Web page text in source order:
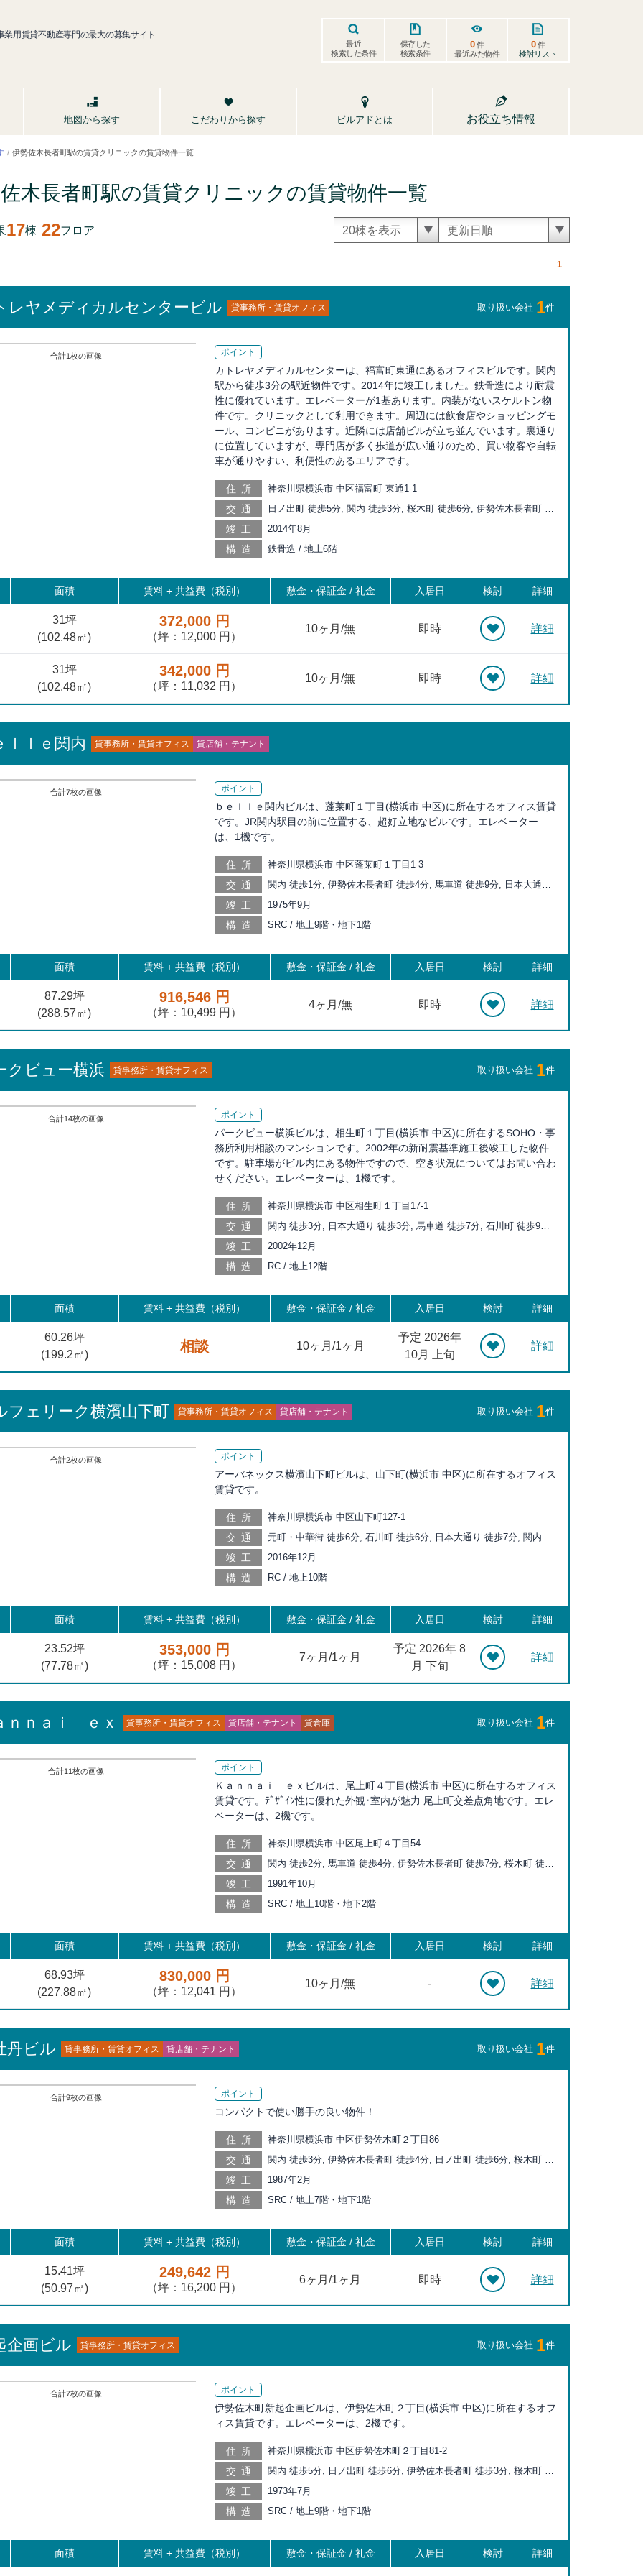
業用賃貸不動産専門の最大の募集サイト
最近
検索した条件
保存した
検索条件
0件
最近みた物件
0件
検討リスト
地図から探す こだわりから探す ビルアドとは お役立ち情報
伊勢佐木長者町駅の賃貸クリニックの賃貸物件一覧
木長者町駅の賃貸クリニックの賃貸物件一覧
17棟 22フロア
1
レヤメディカルセンタービル 貸事務所・賃貸オフィス 取り扱い会社 1件
合計1枚の画像 ポイント
カトレヤメディカルセンターは、福富町東通にあるオフィスビルです。関内
駅から徒歩3分の駅近物件です。2014年に竣工しました。鉄骨造により耐震
性に優れています。エレベーターが1基あります。内装がないスケルトン物
件です。クリニックとして利用できます。周辺には飲食店やショッピングモ
ール、コンビニがあります。近隣には店舗ビルが立ち並んでいます。裏通り
に位置していますが、専門店が多く歩道が広い通りのため、買い物客や自転
車が通りやすい、利便性のあるエリアです。
住所 神奈川県横浜市 中区福富町 東通1-1
交通
日ノ出町 徒歩5分, 関内 徒歩3分, 桜木町 徒歩6分, 伊勢佐木長者町 徒
歩7分, 馬車道 徒歩9分, 黄金町 徒歩12分, 阪東橋 徒歩12分, 日本大通
り 徒歩13分, 石川町 徒歩16分, みなとみらい 徒歩17分, 吉野町 徒歩
19分, 高島町 徒歩20分, 戸部 徒歩20分
竣工 2014年8月
構造 鉄骨造 / 地上6階
面積 賃料 + 共益費（税別） 敷金・保証金 / 礼金 入居日 検討 詳細
31坪
(102.48㎡)
372,000 円
（坪：12,000 円）
10ヶ月/無 即時 詳細
31坪
(102.48㎡)
342,000 円
（坪：11,032 円）
10ヶ月/無 即時 詳細
ｌｌｅ関内 貸事務所・賃貸オフィス 貸店舗・テナント
合計7枚の画像 ポイント
ｂｅｌｌｅ関内ビルは、蓬莱町１丁目(横浜市 中区)に所在するオフィス賃貸
です。JR関内駅目の前に位置する、超好立地なビルです。エレベーター
は、1機です。
住所 神奈川県横浜市 中区蓬莱町１丁目1-3
交通
関内 徒歩1分, 伊勢佐木長者町 徒歩4分, 馬車道 徒歩9分, 日本大通り
徒歩9分, 桜木町 徒歩10分, 石川町 徒歩10分, 日ノ出町 徒歩11分, 阪
東橋 徒歩14分, 黄金町 徒歩15分, 元町・中華街 徒歩17分, みなとみ
らい 徒歩19分
竣工 1975年9月
構造 SRC / 地上9階・地下1階
面積 賃料 + 共益費（税別） 敷金・保証金 / 礼金 入居日 検討 詳細
87.29坪
(288.57㎡)
916,546 円
（坪：10,499 円）
4ヶ月/無 即時 詳細
クビュー横浜 貸事務所・賃貸オフィス 取り扱い会社 1件
合計14枚の画像 ポイント
パークビュー横浜ビルは、相生町１丁目(横浜市 中区)に所在するSOHO・事
務所利用相談のマンションです。2002年の新耐震基準施工後竣工した物件
です。駐車場がビル内にある物件ですので、空き状況についてはお問い合わ
せください。エレベーターは、1機です。
住所 神奈川県横浜市 中区相生町１丁目17-1
交通
関内 徒歩3分, 日本大通り 徒歩3分, 馬車道 徒歩7分, 石川町 徒歩9分,
伊勢佐木長者町 徒歩10分, 桜木町 徒歩12分, 元町・中華街 徒歩12分,
日ノ出町 徒歩15分, みなとみらい 徒歩18分, 阪東橋 徒歩20分
竣工 2002年12月
構造 RC / 地上12階
面積 賃料 + 共益費（税別） 敷金・保証金 / 礼金 入居日 検討 詳細
60.26坪
(199.2㎡)
相談 10ヶ月/1ヶ月
予定 2026年
10月 上旬
詳細
フェリーク横濱山下町 貸事務所・賃貸オフィス 貸店舗・テナント 取り扱い会社 1件
合計2枚の画像 ポイント
アーバネックス横濱山下町ビルは、山下町(横浜市 中区)に所在するオフィス
賃貸です。
住所 神奈川県横浜市 中区山下町127-1
交通
元町・中華街 徒歩6分, 石川町 徒歩6分, 日本大通り 徒歩7分, 関内 徒
歩11分, 馬車道 徒歩15分, 伊勢佐木長者町 徒歩15分, 桜木町 徒歩20
竣工 2016年12月
構造 RC / 地上10階
面積 賃料 + 共益費（税別） 敷金・保証金 / 礼金 入居日 検討 詳細
23.52坪
(77.78㎡)
353,000 円
（坪：15,008 円）
7ヶ月/1ヶ月
予定 2026年 8
月 下旬
詳細
ｎｎａｉ ｅｘ 貸事務所・賃貸オフィス 貸店舗・テナント 貸倉庫 取り扱い会社 1件
合計11枚の画像 ポイント
Ｋａｎｎａｉ ｅｘビルは、尾上町４丁目(横浜市 中区)に所在するオフィス
賃貸です。ﾃﾞｻﾞｲﾝ性に優れた外観･室内が魅力 尾上町交差点角地です。エレ
ベーターは、2機です。
住所 神奈川県横浜市 中区尾上町４丁目54
交通
関内 徒歩2分, 馬車道 徒歩4分, 伊勢佐木長者町 徒歩7分, 桜木町 徒歩
7分, 日本大通り 徒歩8分, 日ノ出町 徒歩10分, 石川町 徒歩12分, 阪東
橋 徒歩16分, みなとみらい 徒歩16分, 黄金町 徒歩17分, 元町・中華
街 徒歩17分
竣工 1991年10月
構造 SRC / 地上10階・地下2階
面積 賃料 + 共益費（税別） 敷金・保証金 / 礼金 入居日 検討 詳細
68.93坪
(227.88㎡)
830,000 円
（坪：12,041 円）
10ヶ月/無 - 詳細
丹ビル 貸事務所・賃貸オフィス 貸店舗・テナント 取り扱い会社 1件
合計9枚の画像 ポイント
コンパクトで使い勝手の良い物件！
住所 神奈川県横浜市 中区伊勢佐木町２丁目86
交通
関内 徒歩3分, 伊勢佐木長者町 徒歩4分, 日ノ出町 徒歩6分, 桜木町 徒
歩8分, 阪東橋 徒歩10分, 黄金町 徒歩11分, 馬車道 徒歩11分, 日本大
通り 徒歩14分, 石川町 徒歩14分, 吉野町 徒歩18分, みなとみらい 徒
歩19分
竣工 1987年2月
構造 SRC / 地上7階・地下1階
面積 賃料 + 共益費（税別） 敷金・保証金 / 礼金 入居日 検討 詳細
15.41坪
(50.97㎡)
249,642 円
（坪：16,200 円）
6ヶ月/1ヶ月 即時 詳細
企画ビル 貸事務所・賃貸オフィス 取り扱い会社 1件
合計7枚の画像 ポイント
伊勢佐木町新起企画ビルは、伊勢佐木町２丁目(横浜市 中区)に所在するオフ
ィス賃貸です。エレベーターは、2機です。
住所 神奈川県横浜市 中区伊勢佐木町２丁目81-2
交通
関内 徒歩5分, 日ノ出町 徒歩6分, 伊勢佐木長者町 徒歩3分, 桜木町 徒
歩9分, 阪東橋 徒歩10分, 黄金町 徒歩10分, 馬車道 徒歩12分, 日本大
通り 徒歩14分, 石川町 徒歩15分, 吉野町 徒歩17分, みなとみらい 徒
歩20分
竣工 1973年7月
構造 SRC / 地上9階・地下1階
面積 賃料 + 共益費（税別） 敷金・保証金 / 礼金 入居日 検討 詳細